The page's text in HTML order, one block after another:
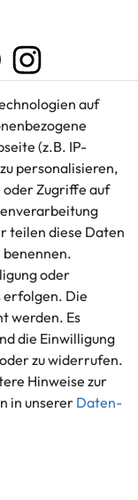
auf
(z.B. IP-
personalisieren,
Zugriffe auf
teilen diese Daten
oder
erfolgen. Die
werden. Es
die Einwilligung
zu widerrufen.
Hinweise zur
in unserer Daten­